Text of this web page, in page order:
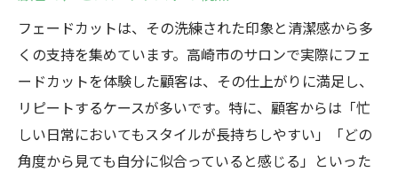
フェードカットは、その洗練された印象と清潔感から多
くの支持を集めています。高崎市のサロンで実際にフェ
ードカットを体験した顧客は、その仕上がりに満足し、
リピートするケースが多いです。特に、顧客からは「忙
しい日常においてもスタイルが長持ちしやすい」「どの
角度から見ても自分に似合っていると感じる」といった